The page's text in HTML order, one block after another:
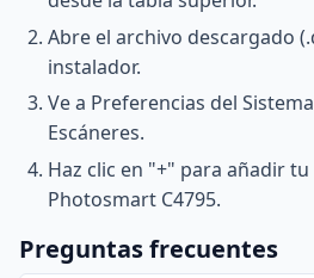
Abre el archivo descargado
instalador.
Ve a Preferencias del
Escáneres.
Haz clic en "+" para añadir
Photosmart C4795.
Preguntas frecuentes